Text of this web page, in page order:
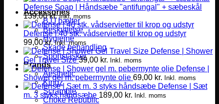
Accessories
BJJ bælter
Beskyttelse
Hygiejne
Skade behandling
Sportstasker
Brands
Aesthetic
Kingz
Scramble
Choke Republic
Defense Soap | Håndsæbe "antifungal" + sæbeskål
139,00kr. Inkl. moms
Defense | 40 stk. vådservietter til krop og udstyr
99,00kr. Inkl. moms
Defense | Shower
Gel Travel Size 39,00 kr. Inkl. moms
Defense |
Shower gel m. pebermynte olie 69,00 kr. Inkl. moms
Defense | Sæt
m. 3 styks håndsæbe 189,00 kr. Inkl. moms